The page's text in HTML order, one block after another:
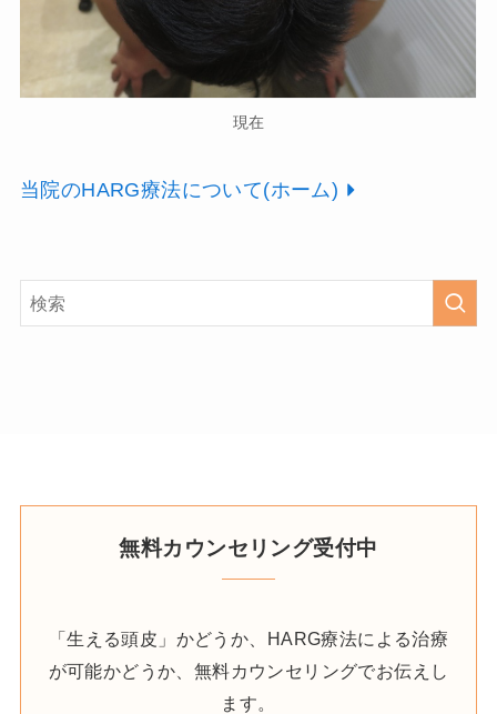
現在
当院のHARG療法について(ホーム)
無料カウンセリング受付中
「生える頭皮」かどうか、HARG療法による治療
が可能かどうか、無料カウンセリングでお伝えし
ます。